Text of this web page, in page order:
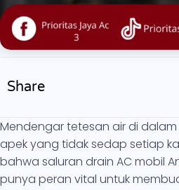
Share
Mendengar tetesan air di
apek yang tidak sedap setiap
bahwa saluran drain AC mobil
punya peran vital untuk